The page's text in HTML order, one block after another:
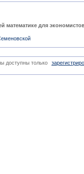
математике для
доступны только